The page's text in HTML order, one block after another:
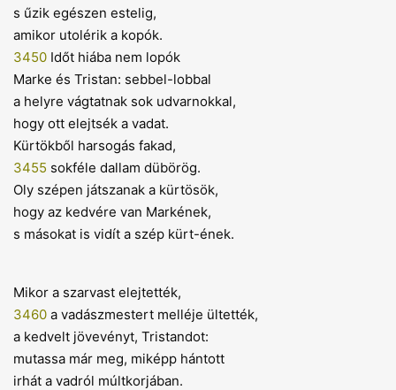
s űzik egészen estelig,
amikor utolérik a kopók.
3450 Időt hiába nem lopók
Marke és Tristan: sebbel-lobbal
a helyre vágtatnak sok udvarnokkal,
hogy ott elejtsék a vadat.
Kürtökből harsogás fakad,
3455 sokféle dallam dübörög.
Oly szépen játszanak a kürtösök,
hogy az kedvére van Markének,
s másokat is vidít a szép kürt-ének.
Mikor a szarvast elejtették,
3460 a vadászmestert melléje ültették,
a kedvelt jövevényt, Tristandot:
mutassa már meg, miképp hántott
irhát a vadról múltkorjában.